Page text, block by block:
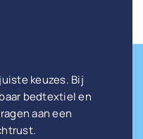
keuzes. Bij
bedtextiel en
aan een